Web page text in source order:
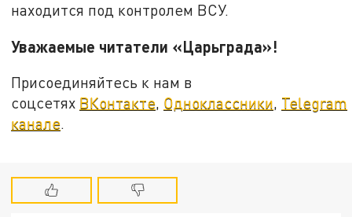
находится под контролем ВСУ.
Уважаемые читатели «Царьграда»!
Присоединяйтесь к нам в
соцсетях ВКонтакте, Одноклассники, Telegram
канале.